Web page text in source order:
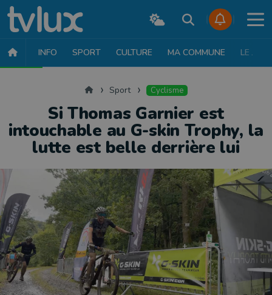
INFO SPORT CULTURE MA COMMUNE LE JT
AccueilSport Cyclisme
Si Thomas Garnier est
intouchable au G-skin Trophy, la
lutte est belle derrière lui